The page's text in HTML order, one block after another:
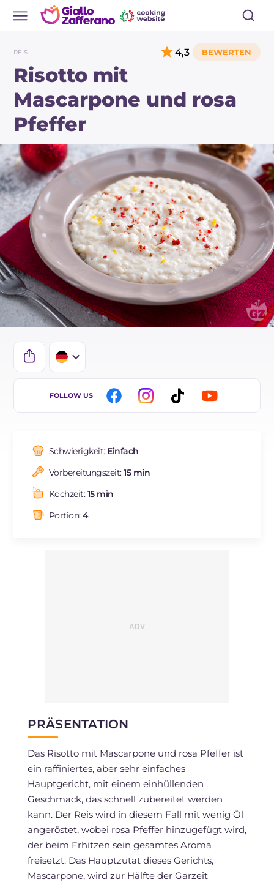
REIS
Risotto mit
Mascarpone und rosa
Pfeffer
4,3
IT
ES
BR
NL
FOLLOW US
Schwierigkeit: Einfach
Vorbereitungszeit:15 min
Kochzeit:15 min
Portion:4
PRÄSENTATION
Das Risotto mit Mascarpone und rosa Pfeffer ist
ein raffiniertes, aber sehr einfaches
Hauptgericht, mit einem einhüllenden
Geschmack, das schnell zubereitet werden
kann. Der Reis wird in diesem Fall mit wenig Öl
angeröstet, wobei rosa Pfeffer hinzugefügt wird,
der beim Erhitzen sein gesamtes Aroma
freisetzt. Das Hauptzutat dieses Gerichts,
Mascarpone, wird zur Hälfte der Garzeit